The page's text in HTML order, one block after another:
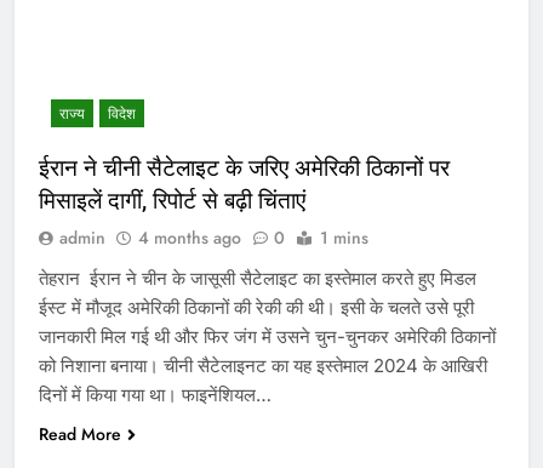
राज्य विदेश
ईरान ने चीनी सैटेलाइट के जरिए अमेरिकी ठिकानों पर
मिसाइलें दागीं, रिपोर्ट से बढ़ी चिंताएं
admin 4 months ago 0 1 mins
तेहरान ईरान ने चीन के जासूसी सैटेलाइट का इस्तेमाल करते हुए मिडल
ईस्ट में मौजूद अमेरिकी ठिकानों की रेकी की थी। इसी के चलते उसे पूरी
जानकारी मिल गई थी और फिर जंग में उसने चुन-चुनकर अमेरिकी ठिकानों
को निशाना बनाया। चीनी सैटेलाइनट का यह इस्तेमाल 2024 के आखिरी
दिनों में किया गया था। फाइनेंशियल…
Read More